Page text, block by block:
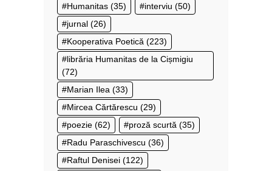
Humanitas (35) interviu (50)
jurnal (26)
Kooperativa Poetică (223)
librăria Humanitas de la Cișmigiu
(72)
Marian Ilea (33)
Mircea Cărtărescu (29)
poezie (62) proză scurtă (35)
Radu Paraschivescu (36)
Raftul Denisei (122)